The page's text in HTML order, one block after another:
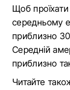
Щоб
середньому
приблизно 30
Середній
приблизно
Читайте